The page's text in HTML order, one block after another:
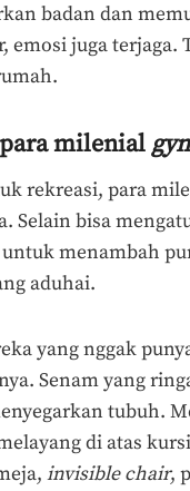
badan dan
emosi juga terjaga.
milenial
rekreasi, para
Selain bisa
menambah
aduhai.
yang nggak
Senam yang
tubuh.
di atas
invisible chair,